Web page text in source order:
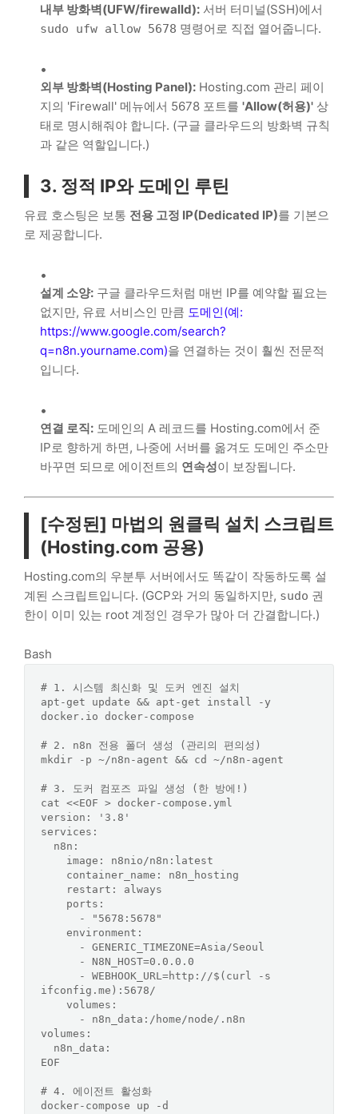
내부 방화벽(UFW/firewalld): 서버 터미널(SSH)에서
sudo ufw allow 5678 명령어로 직접 열어줍니다.
외부 방화벽(Hosting Panel): Hosting.com 관리 페이
지의 'Firewall' 메뉴에서 5678 포트를 'Allow(허용)' 상
태로 명시해줘야 합니다. (구글 클라우드의 방화벽 규칙
과 같은 역할입니다.)
3. 정적 IP와 도메인 루틴
유료 호스팅은 보통 전용 고정 IP(Dedicated IP)를 기본으
로 제공합니다.
설계 소양: 구글 클라우드처럼 매번 IP를 예약할 필요는
없지만, 유료 서비스인 만큼 도메인(예:
https://www.google.com/search?
q=n8n.yourname.com)을 연결하는 것이 훨씬 전문적
입니다.
연결 로직: 도메인의 A 레코드를 Hosting.com에서 준
IP로 향하게 하면, 나중에 서버를 옮겨도 도메인 주소만
바꾸면 되므로 에이전트의 연속성이 보장됩니다.
[수정된] 마법의 원클릭 설치 스크립트
(Hosting.com 공용)
Hosting.com의 우분투 서버에서도 똑같이 작동하도록 설
계된 스크립트입니다. (GCP와 거의 동일하지만, sudo 권
한이 이미 있는 root 계정인 경우가 많아 더 간결합니다.)
Bash
# 1. 시스템 최신화 및 도커 엔진 설치
apt-get update && apt-get install -y
docker.io docker-compose
# 2. n8n 전용 폴더 생성 (관리의 편의성)
mkdir -p ~/n8n-agent && cd ~/n8n-agent
# 3. 도커 컴포즈 파일 생성 (한 방에!)
cat <<EOF > docker-compose.yml
version: '3.8'
services:
ifconfig.me):5678/
volumes:
EOF
# 4. 에이전트 활성화